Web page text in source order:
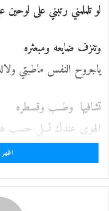
ك
ت
و
ن
ي
لو تلملمني رتبني على لوحين
روح
وتنزف ضايعه ومبعثره
ياجروح النفس ماطبتي
لا
تشافيها وطــب وقسطره
الهوى عندك تسلي حسب
الدفينة وينه اللي تظهره
أنا ضلع اعــوج ولكن
اظهر